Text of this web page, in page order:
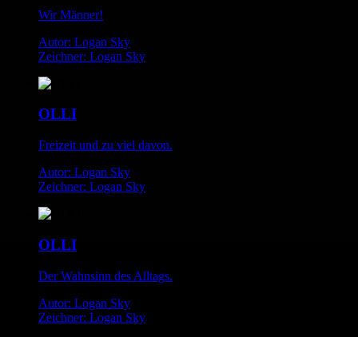
Wir Männer!
Autor: Logan Sky
Zeichner: Logan Sky
OLLI
Freizeit und zu viel davon.
Autor: Logan Sky
Zeichner: Logan Sky
OLLI
Der Wahnsinn des Alltags.
Autor: Logan Sky
Zeichner: Logan Sky